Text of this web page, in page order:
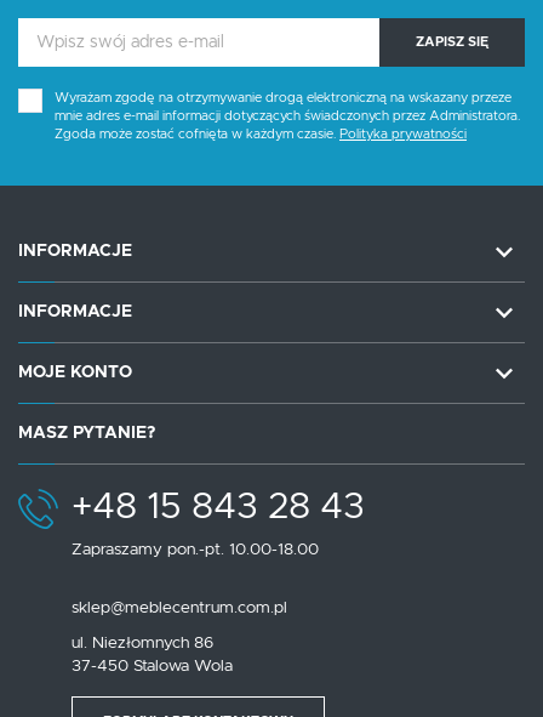
ZAPISZ SIĘ
Wyrażam zgodę na otrzymywanie drogą elektroniczną na wskazany przeze
mnie adres e-mail informacji dotyczących świadczonych przez Administratora.
Zgoda może zostać cofnięta w każdym czasie. Polityka prywatności
INFORMACJE
INFORMACJE
MOJE KONTO
MASZ PYTANIE?
+48 15 843 28 43
Zapraszamy pon.-pt. 10.00-18.00
sklep@meblecentrum.com.pl
ul. Niezłomnych 86
37-450 Stalowa Wola